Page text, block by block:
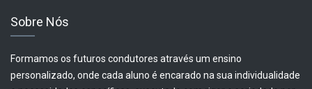
Sobre Nós
Formamos os futuros condutores através um ensino
personalizado, onde cada aluno é encarado na sua individualidade